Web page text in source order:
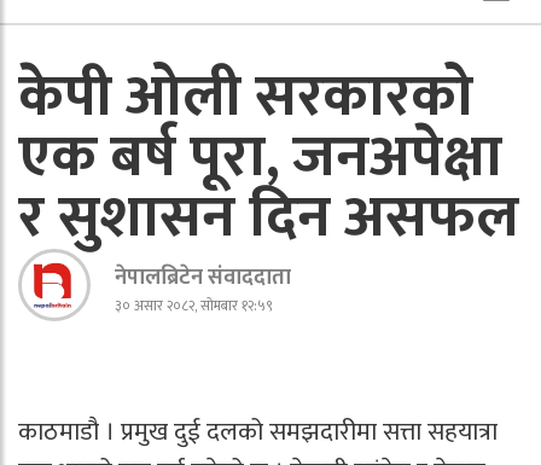
केपी ओली सरकारको
एक बर्ष पूरा, जनअपेक्षा
र सुशासन दिन असफल
नेपालब्रिटेन संवाददाता
३० असार २०८२, सोमबार १२:५९
काठमाडौ । प्रमुख दुई दलको समझदारीमा सत्ता सहयात्रा